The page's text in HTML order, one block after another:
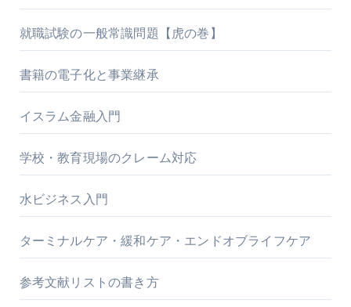
就職試験の一般常識問題【虎の巻】
書籍の電子化と事業継承
イスラム金融入門
学校・教育現場のクレーム対応
水ビジネス入門
ターミナルケア・緩和ケア・エンドオブライフケア
参考文献リストの書き方